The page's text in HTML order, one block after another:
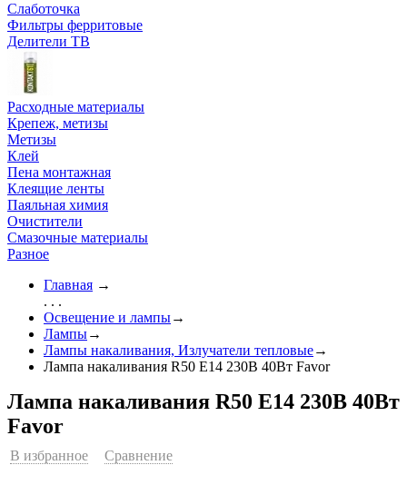
Слаботочка
Фильтры ферритовые
Делители ТВ
Расходные материалы
Крепеж, метизы
Метизы
Клей
Пена монтажная
Клеящие ленты
Паяльная химия
Очистители
Смазочные материалы
Разное
Главная →
. . .
Освещение и лампы→
Лампы→
Лампы накаливания, Излучатели тепловые→
Лампа накаливания R50 Е14 230В 40Вт Favor
Лампа накаливания R50 Е14 230В 40Вт
Favor
В избранное Сравнение